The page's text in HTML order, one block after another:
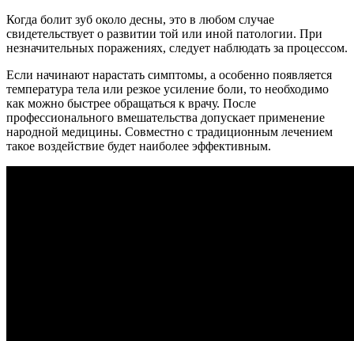
Когда болит зуб около десны, это в любом случае
свидетельствует о развитии той или иной патологии. При
незначительных поражениях, следует наблюдать за процессом.
Если начинают нарастать симптомы, а особенно появляется
температура тела или резкое усиление боли, то необходимо
как можно быстрее обращаться к врачу. После
профессионального вмешательства допускает применение
народной медицины. Совместно с традиционным лечением
такое воздействие будет наиболее эффективным.